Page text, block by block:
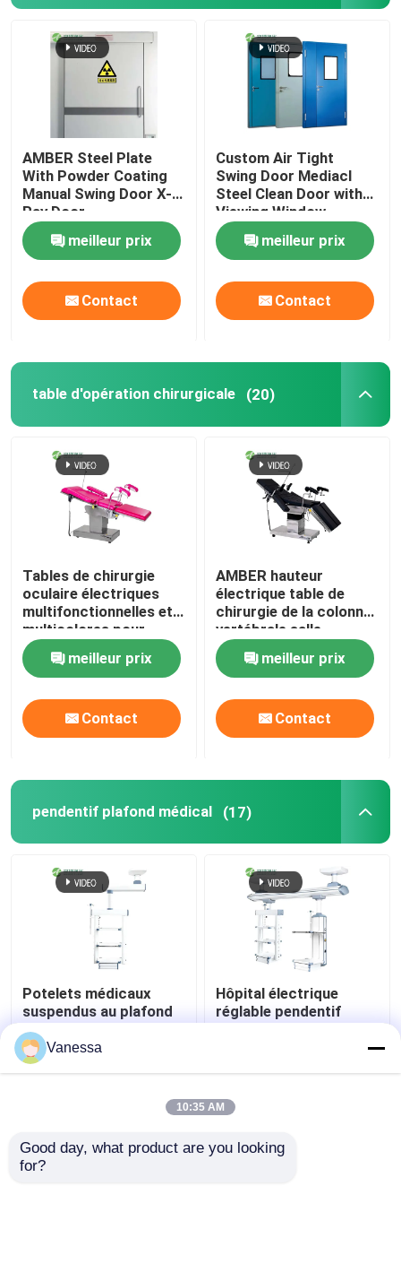
AMBER Steel Plate
With Powder Coating
Manual Swing Door X-
Ray Door
meilleur prix
Contact
Custom Air Tight
Swing Door Mediacl
Steel Clean Door with
Viewing Window
meilleur prix
Contact
table d'opération chirurgicale (20)
Tables de chirurgie
oculaire électriques
multifonctionnelles et
multicolores pour
hôpitaux
meilleur prix
Contact
AMBER hauteur
électrique table de
chirurgie de la colonne
vertébrale salle
d'opération à
commande à distance
meilleur prix
Contact
pendentif plafond médical (17)
Potelets médicaux
suspendus au plafond
AMBER à fonctions
intégrées et flexibles
meilleur prix
Hôpital électrique
réglable pendentif
médical Boom
meilleur prix
Vanessa
10:35 AM
Good day, what product are you looking
for?